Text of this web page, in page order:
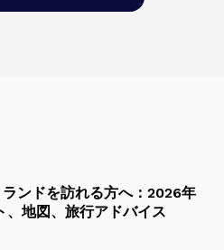
ンドを訪れる方へ：2026年
、地図、旅行アドバイス